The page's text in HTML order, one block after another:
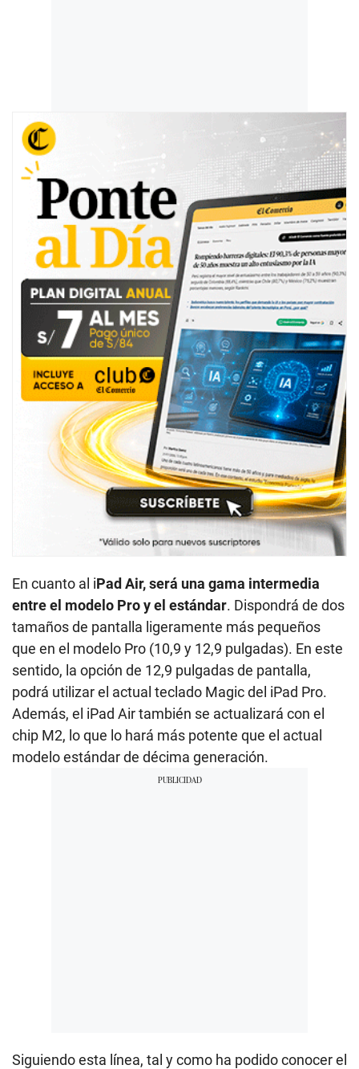
En cuanto al iPad Air, será una gama intermedia
entre el modelo Pro y el estándar. Dispondrá de dos
tamaños de pantalla ligeramente más pequeños
que en el modelo Pro (10,9 y 12,9 pulgadas). En este
sentido, la opción de 12,9 pulgadas de pantalla,
podrá utilizar el actual teclado Magic del iPad Pro.
Además, el iPad Air también se actualizará con el
chip M2, lo que lo hará más potente que el actual
modelo estándar de décima generación.
Siguiendo esta línea, tal y como ha podido conocer el